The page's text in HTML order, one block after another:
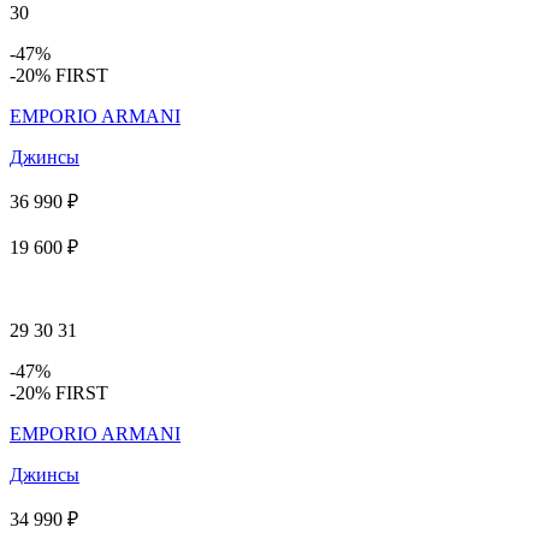
30
-47%
-20% FIRST
EMPORIO ARMANI
Джинсы
36 990 ₽
19 600 ₽
29 30 31
-47%
-20% FIRST
EMPORIO ARMANI
Джинсы
34 990 ₽